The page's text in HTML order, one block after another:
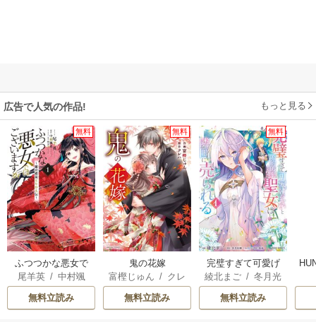
広告で人気の作品! もっと見る
無料
ふつつかな悪女で
はございますが ～
雛宮蝶鼠とりかえ
伝～
尾羊英/ 中村颯
希/ゆき哉
無料立読み
無料
鬼の花嫁
富樫じゅん / クレ
ハ
無料立読み
無料
完璧すぎて可愛げ
がないと婚約破棄
された聖女は隣国
に売られる
綾北まご /冬月光
輝/昌未
無料立読み